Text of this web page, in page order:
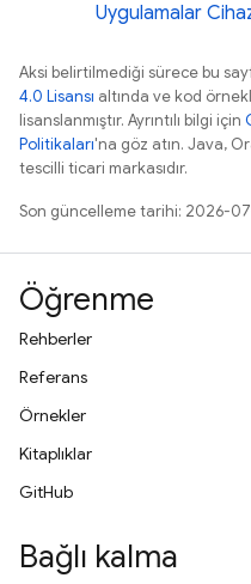
Uygulamalar
Aksi belirtilmediği sürece bu
4.0 Lisansı altında ve kod
lisanslanmıştır. Ayrıntılı bilgi için
Politikaları'na göz atın. Java,
tescilli ticari markasıdır.
Son güncelleme tarihi: 2026-
Öğrenme
Rehberler
Referans
Örnekler
Kitaplıklar
GitHub
Bağlı kalma